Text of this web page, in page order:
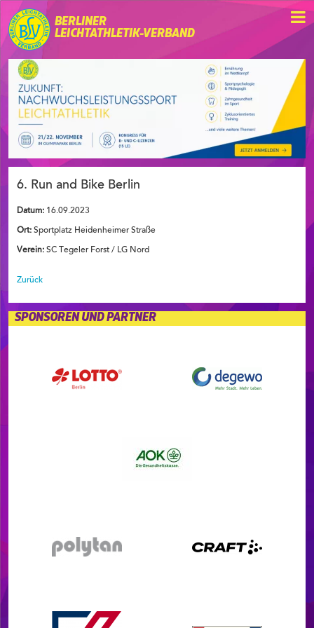
BERLINER
LEICHTATHLETIK-VERBAND
6. Run and Bike Berlin
Datum: 16.09.2023
Ort: Sportplatz Heidenheimer Straße
Verein: SC Tegeler Forst / LG Nord
Zurück
SPONSOREN UND PARTNER